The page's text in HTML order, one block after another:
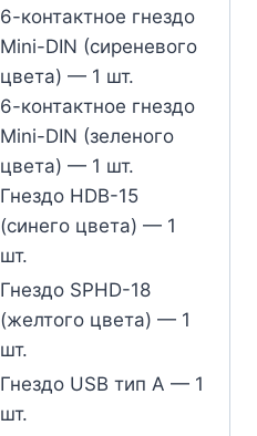
6-контактное гнездо
Mini-DIN (сиреневого
цвета) — 1 шт.
6-контактное гнездо
Mini-DIN (зеленого
цвета) — 1 шт.
Гнездо HDB-15
(синего цвета) — 1
шт.
Гнездо SPHD-18
(желтого цвета) — 1
шт.
Гнездо USB тип А — 1
шт.